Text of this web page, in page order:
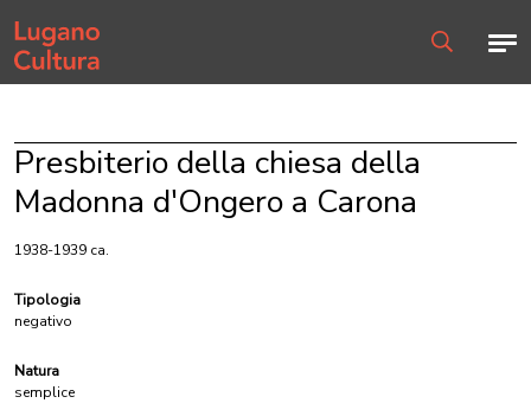
Home page
Presbiterio della chiesa della
Madonna d'Ongero a Carona
1938-1939 ca.
Tipologia
negativo
Natura
semplice